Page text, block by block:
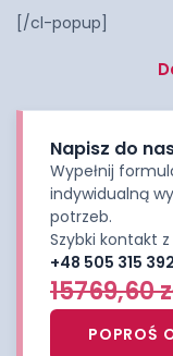
[/cl-popup]
Napisz do
Wypełnij
indywidualną
potrzeb.
Szybki kontakt
+48 505 315 392
15769,60
POPROŚ